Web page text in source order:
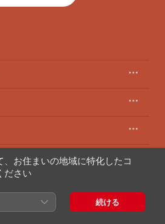
Trocadero
、お住まいの地域に特化したコ
ださい
続ける